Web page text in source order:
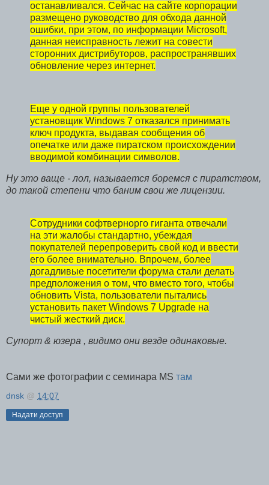
останавливался. Сейчас на сайте корпорации
размещено руководство для обхода данной
ошибки, при этом, по информации Microsoft,
данная неисправность лежит на совести
сторонних дистрибуторов, распространявших
обновление через интернет.
Еще у одной группы пользователей
установщик Windows 7 отказался принимать
ключ продукта, выдавая сообщения об
опечатке или даже пиратском происхождении
вводимой комбинации символов.
Ну это ваще - лол, называется боремся с пиратством,
до такой степени что баним свои же лицензии.
Сотрудники софтвернорго гиганта отвечали
на эти жалобы стандартно, убеждая
покупателей перепроверить свой код и ввести
его более внимательно. Впрочем, более
догадливые посетители форума стали делать
предположения о том, что вместо того, чтобы
обновить Vista, пользователи пытались
установить пакет Windows 7 Upgrade на
чистый жесткий диск.
Супорт & юзера , видимо они везде одинаковые.
Сами же фотографии с семинара MS там
dnsk @ 14:07
Надати доступ